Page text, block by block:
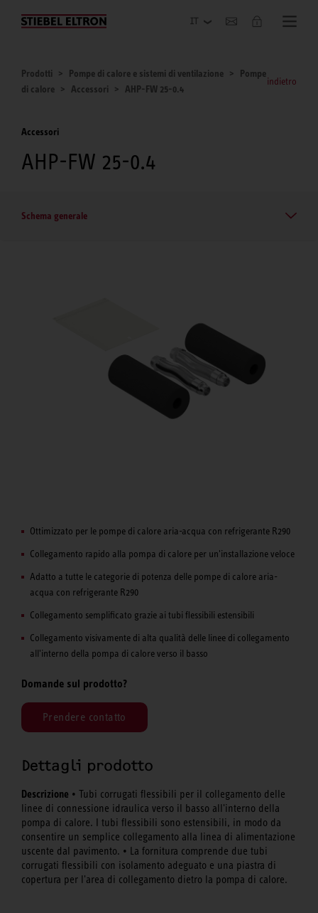
Azienda
Prodotti Pompe di calore e sistemi di ventilazione
Pompe
di calore
Accessori AHP-FW 25-0.4
indietro
Accessori
AHP-FW 25-0.4
Schema generale
Ottimizzato per le pompe di calore aria-acqua con refrigerante R290
Collegamento rapido alla pompa di calore per un'installazione veloce
Adatto a tutte le categorie di potenza delle pompe di calore aria-
acqua con refrigerante R290
Collegamento semplificato grazie ai tubi flessibili estensibili
Collegamento visivamente di alta qualità delle linee di collegamento
all'interno della pompa di calore verso il basso
Domande sul prodotto?
Prendere contatto
Dettagli prodotto
Descrizione • Tubi corrugati flessibili per il collegamento delle
linee di connessione idraulica verso il basso all'interno della
pompa di calore. I tubi flessibili sono estensibili, in modo da
consentire un semplice collegamento alla linea di alimentazione
uscente dal pavimento. • La fornitura comprende due tubi
corrugati flessibili con isolamento adeguato e una piastra di
copertura per l'area di collegamento dietro la pompa di calore.